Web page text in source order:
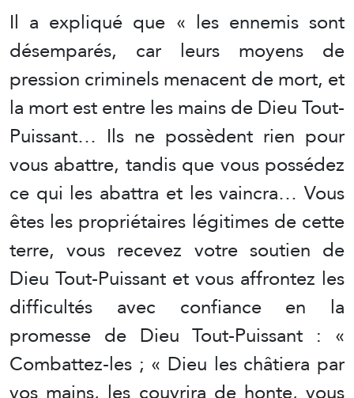
Il a expliqué que « les ennemis sont
désemparés, car leurs moyens de
pression criminels menacent de mort, et
la mort est entre les mains de Dieu Tout-
Puissant… Ils ne possèdent rien pour
vous abattre, tandis que vous possédez
ce qui les abattra et les vaincra… Vous
êtes les propriétaires légitimes de cette
terre, vous recevez votre soutien de
Dieu Tout-Puissant et vous affrontez les
difficultés avec confiance en la
promesse de Dieu Tout-Puissant : «
Combattez-les ; « Dieu les châtiera par